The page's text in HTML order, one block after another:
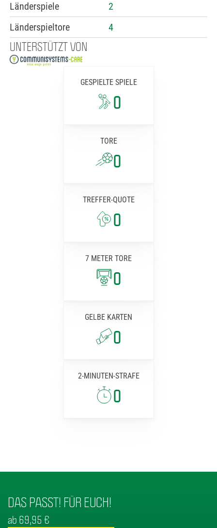
Länderspiele
2
Länderspieltore
4
UNTERSTÜTZT VON
GESPIELTE SPIELE
0
TORE
0
TREFFER-QUOTE
0
7 METER TORE
0
GELBE KARTEN
0
2-MINUTEN-STRAFE
0
DAS PASST! FÜR EUCH!
ab 69,95 €